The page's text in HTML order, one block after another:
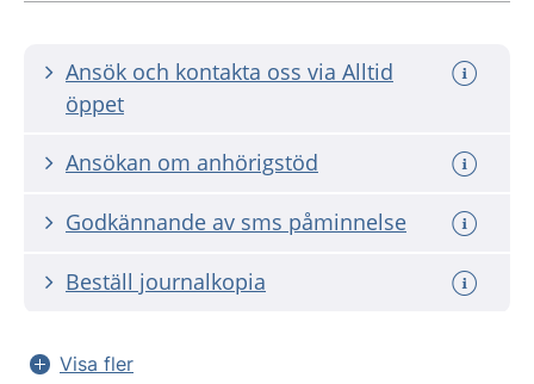
Ansök och kontakta oss via Alltid
öppet
Ansökan om anhörigstöd
Godkännande av sms påminnelse
Beställ journalkopia
Visa fler